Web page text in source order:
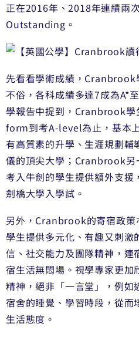
正在2016年、2018年連績兩
Outstanding。
先看看學術成績，
不俗，各科成績多達7成為A*
學報告中提到，Cranbrook
form到考A-level為止，基本
有高質素的升學、生涯規劃輔
儀的頂尖大學；Cranbrook另
考入牛劍的學生提供額外支
劍橋大學入學試。
另外，Cranbrook的寄宿政策
學生提供多元化、有趣又刺激
信、社交能力及團隊精神，連
宿生活無悶場。視學專家更加
精神，絕非「一言堂」，例如
宿舍的睡覺、學習時段，從而
生活態度。